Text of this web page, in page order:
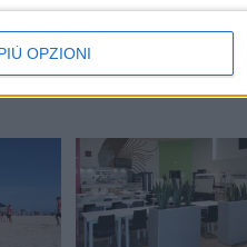
OPZIONI